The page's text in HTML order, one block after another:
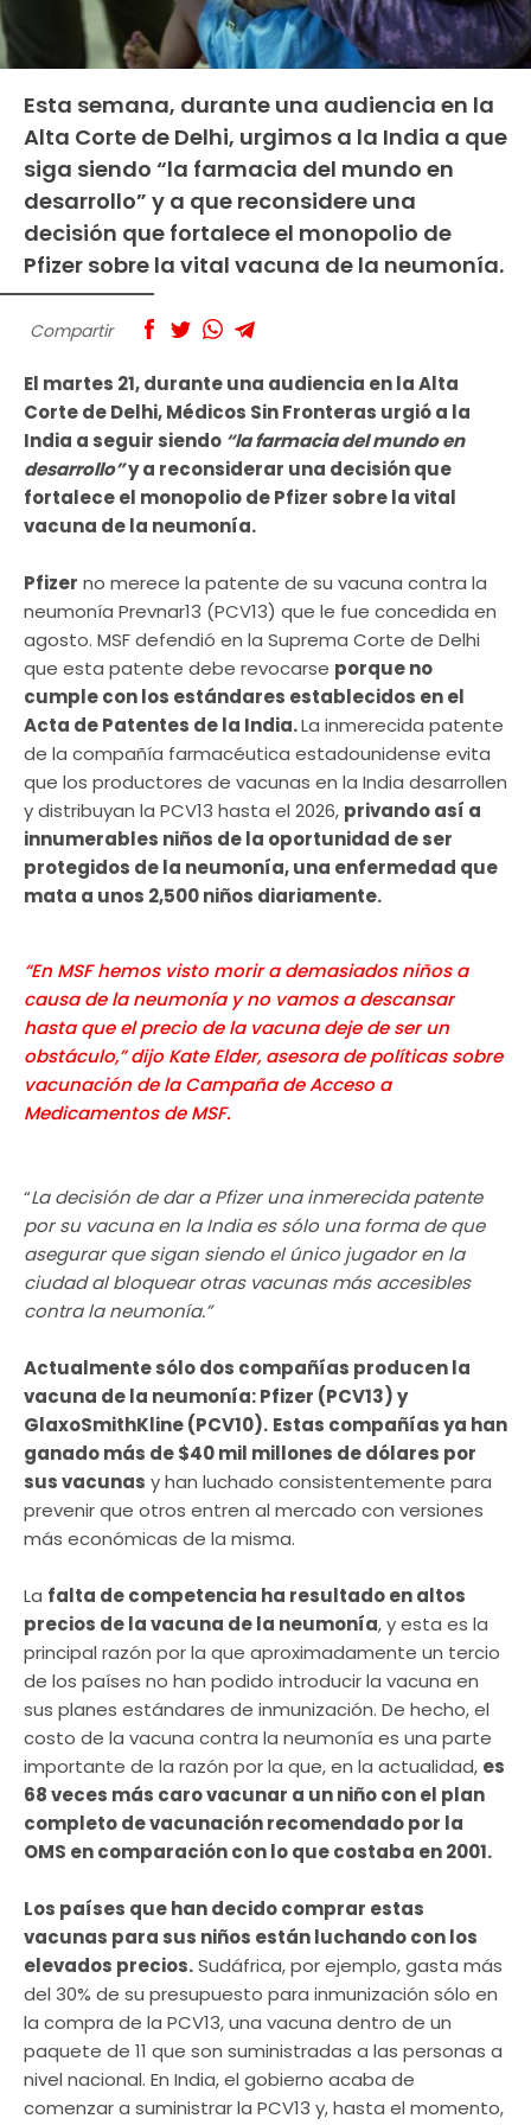
Esta semana, durante una audiencia en la
Alta Corte de Delhi, urgimos a la India a que
siga siendo “la farmacia del mundo en
desarrollo” y a que reconsidere una
decisión que fortalece el monopolio de
Pfizer sobre la vital vacuna de la neumonía.
Compartir
El martes 21, durante una audiencia en la Alta
Corte de Delhi, Médicos Sin Fronteras urgió a la
India a seguir siendo “la farmacia del mundo en
desarrollo”y a reconsiderar una decisión que
fortalece el monopolio de Pfizer sobre la vital
vacuna de la neumonía.
Pfizer no merece la patente de su vacuna contra la
neumonía Prevnar13 (PCV13) que le fue concedida en
agosto. MSF defendió en la Suprema Corte de Delhi
que esta patente debe revocarse porque no
cumple con los estándares establecidos en el
Acta de Patentes de la India.La inmerecida patente
de la compañía farmacéutica estadounidense evita
que los productores de vacunas en la India desarrollen
y distribuyan la PCV13 hasta el 2026, privando así a
innumerables niños de la oportunidad de ser
protegidos de la neumonía, una enfermedad que
mata a unos 2,500 niños diariamente.
“En MSF hemos visto morir a demasiados niños a
causa de la neumonía y no vamos a descansar
hasta que el precio de la vacuna deje de ser un
obstáculo,” dijo Kate Elder, asesora de políticas sobre
vacunación de la Campaña de Acceso a
Medicamentos de MSF.
“La decisión de dar a Pfizer una inmerecida patente
por su vacuna en la India es sólo una forma de que
asegurar que sigan siendo el único jugador en la
ciudad al bloquear otras vacunas más accesibles
contra la neumonía.”
Actualmente sólo dos compañías producen la
vacuna de la neumonía: Pfizer (PCV13) y
GlaxoSmithKline (PCV10). Estas compañías ya han
ganado más de $40 mil millones de dólares por
sus vacunas y han luchado consistentemente para
prevenir que otros entren al mercado con versiones
más económicas de la misma.
La falta de competencia ha resultado en altos
precios de la vacuna de la neumonía, y esta es la
principal razón por la que aproximadamente un tercio
de los países no han podido introducir la vacuna en
sus planes estándares de inmunización. De hecho, el
costo de la vacuna contra la neumonía es una parte
importante de la razón por la que, en la actualidad, es
68 veces más caro vacunar a un niño con el plan
completo de vacunación recomendado por la
OMS en comparación con lo que costaba en 2001.
Los países que han decido comprar estas
vacunas para sus niños están luchando con los
elevados precios.Sudáfrica, por ejemplo, gasta más
del 30% de su presupuesto para inmunización sólo en
la compra de la PCV13, una vacuna dentro de un
paquete de 11 que son suministradas a las personas a
nivel nacional. En India, el gobierno acaba de
comenzar a suministrar la PCV13 y, hasta el momento,